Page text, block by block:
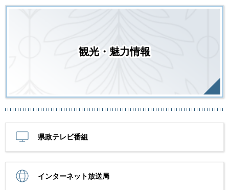
観光・魅力情報
県政テレビ番組
インターネット放送局